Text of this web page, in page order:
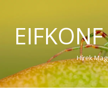
Hírek